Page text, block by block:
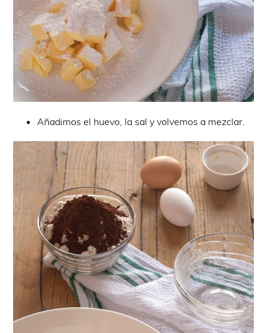
Añadimos el huevo, la sal y volvemos a mezclar.